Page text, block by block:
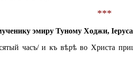
***
эмиру Туному Ходжи,
часъ/ и къ вѣрѣ во Христа